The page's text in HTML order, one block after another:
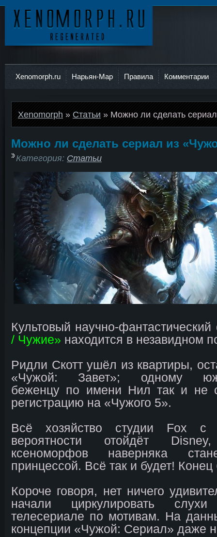
Xenomorph.ru Нарьян-Мар Правила Комментарии
Xenomorph » Статьи » Можно ли сделать
Можно ли сделать сериал из
Категория: Статьи
Культовый научно-
/ Чужие» находится в незавидном
Ридли Скотт ушёл из квартиры,
«Чужой: Завет»; одному
беженцу по имени Нил так и не
регистрацию на «Чужого 5».
Всё хозяйство студии Fox с
вероятности отойдёт
ксеноморфов наверняка
принцессой. Всё так и будет! Конец
Короче говоря, нет ничего
начали циркулировать
телесериале по мотивам. На
концепции «Чужой: Сериал» даже